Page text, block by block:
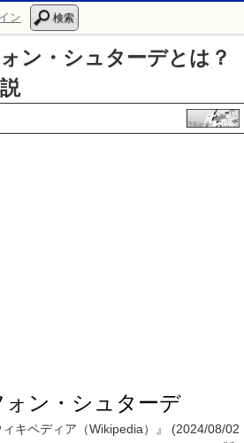
ン 検索
ン・シュターデとは？
ン・シュターデ
キペディア（Wikipedia）』 (2024/08/02